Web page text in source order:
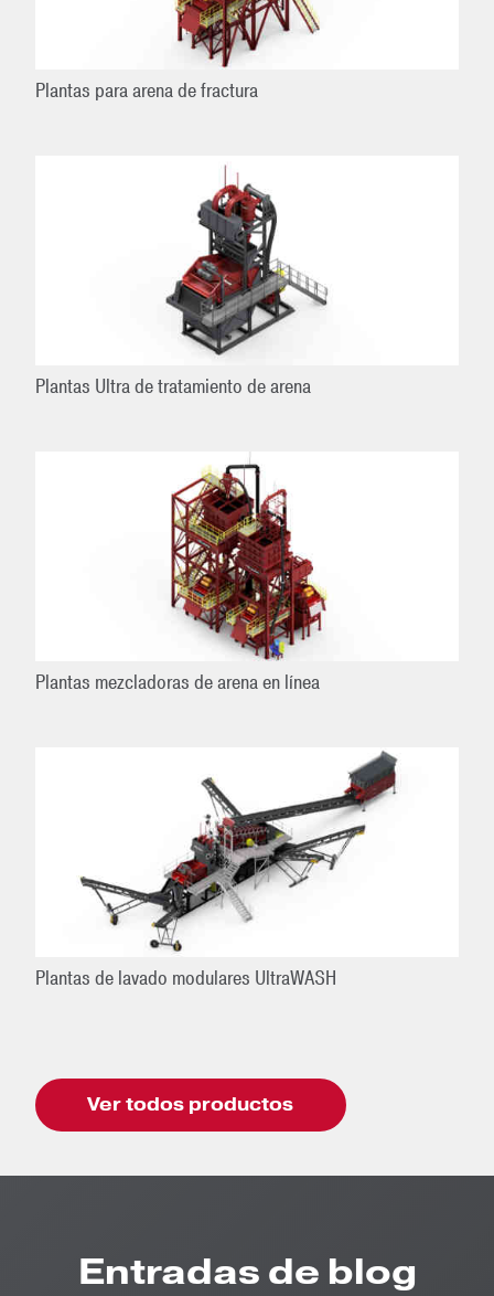
Plantas para arena de fractura
Plantas Ultra de tratamiento de arena
Plantas mezcladoras de arena en línea
Plantas de lavado modulares UltraWASH
Ver todos productos
Entradas de blog